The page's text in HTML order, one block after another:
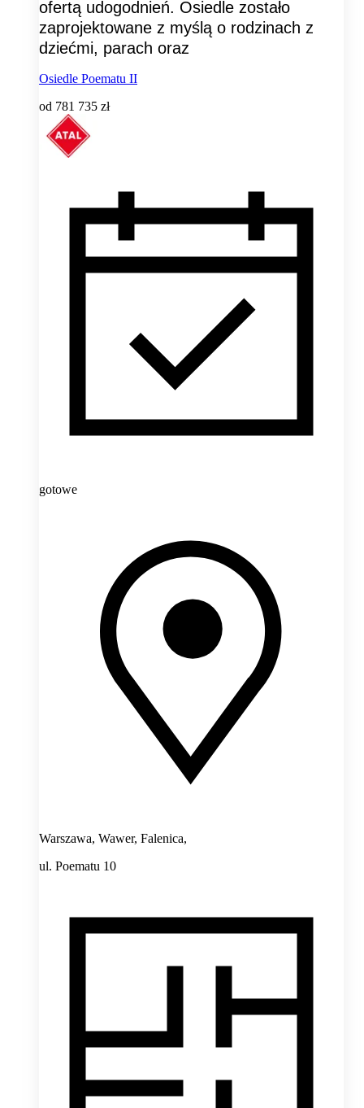
ofertą udogodnień. Osiedle zostało
zaprojektowane z myślą o rodzinach z
dziećmi, parach oraz
Osiedle Poematu II
od 781 735 zł
gotowe
Warszawa, Wawer, Falenica,
ul. Poematu 10